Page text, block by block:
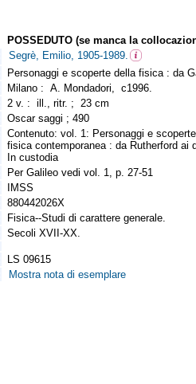
POSSEDUTO (se manca la
Segrè, Emilio, 1905-1989.
Personaggi e scoperte della fisica : da
Milano : A. Mondadori, c1996.
2 v. : ill., ritr. ; 23 cm
Oscar saggi ; 490
Contenuto: vol. 1: Personaggi e
fisica contemporanea : da Rutherford ai
In custodia
Per Galileo vedi vol. 1, p. 27-51
IMSS
880442026X
Fisica--Studi di carattere generale.
Secoli XVII-XX.
LS 09615
Mostra nota di esemplare